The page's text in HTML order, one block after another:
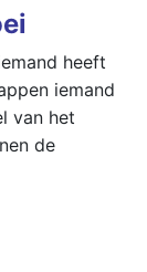
heeft
iemand
van het
de